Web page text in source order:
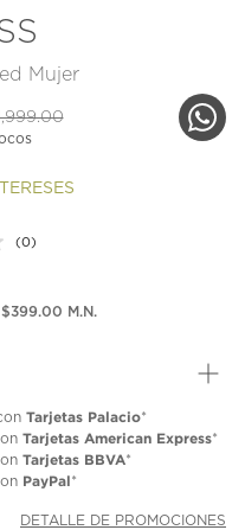
Mujer
Sin
en
(0)
M.N.
Tarjetas Palacio*
Tarjetas American Express*
Tarjetas BBVA*
PayPal*
DETALLE DE PROMOCIONES